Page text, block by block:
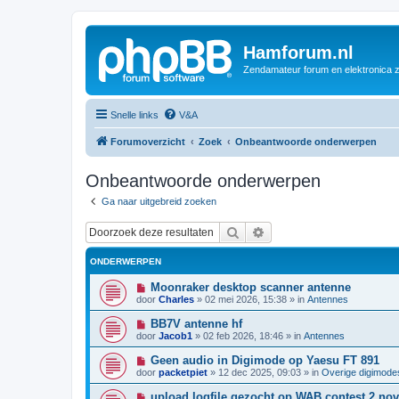
Hamforum.nl
Zendamateur forum en elektronica
Snelle links V&A
Forumoverzicht Zoek Onbeantwoorde onderwerpen
Onbeantwoorde onderwerpen
Ga naar uitgebreid zoeken
Zoek
ONDERWERPEN
N
i
e
u
w
b
e
i
c
Moonraker desktop scanner antenne
door Charles » 02 mei 2026, 15:38 » in Antennes
N
i
e
w
b
e
BB7V antenne hf
door Jacob1 » 02 feb 2026, 18:46 » in Antennes
N
i
e
Geen audio in Digimode op Yaesu FT 891
door packetpiet » 12 dec 2025, 09:03 » in Overige
N